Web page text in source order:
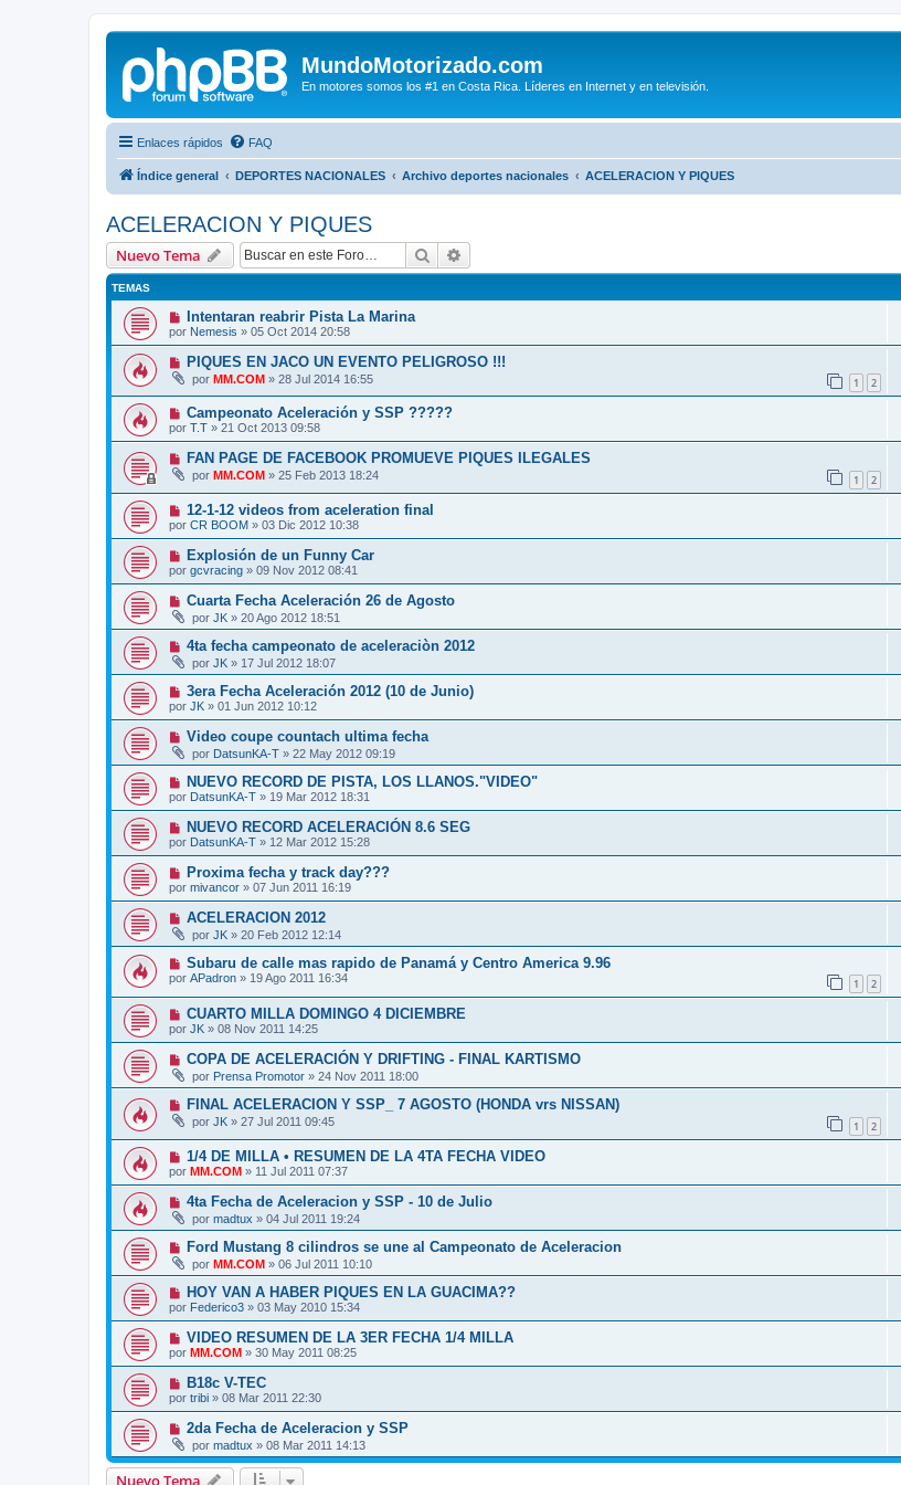
MundoMotorizado.com
En motores somos los #1 en Costa Rica. Líderes en Internet y en televisión.
Enlaces rápidos FAQ
Índice general DEPORTES NACIONALES Archivo deportes nacionales ACELERACION Y PIQUES
ACELERACION Y PIQUES
Nuevo Tema Buscar
TEMAS
Intentaran reabrir Pista La Marina
por Nemesis » 05 Oct 2014 20:58
PIQUES EN JACO UN EVENTO PELIGROSO !!!
por MM.COM » 28 Jul 2014 16:55 1 2
Campeonato Aceleración y SSP ?????
por T.T » 21 Oct 2013 09:58
FAN PAGE DE FACEBOOK PROMUEVE PIQUES ILEGALES
por MM.COM » 25 Feb 2013 18:24 1 2
12-1-12 videos from aceleration final
por CR BOOM » 03 Dic 2012 10:38
Explosión de un Funny Car
por gcvracing » 09 Nov 2012 08:41
Cuarta Fecha Aceleración 26 de Agosto
por JK » 20 Ago 2012 18:51
4ta fecha campeonato de aceleraciòn 2012
por JK » 17 Jul 2012 18:07
3era Fecha Aceleración 2012 (10 de Junio)
por JK » 01 Jun 2012 10:12
Video coupe countach ultima fecha
por DatsunKA-T » 22 May 2012 09:19
NUEVO RECORD DE PISTA, LOS LLANOS."VIDEO"
por DatsunKA-T » 19 Mar 2012 18:31
NUEVO RECORD ACELERACIÓN 8.6 SEG
por DatsunKA-T » 12 Mar 2012 15:28
Proxima fecha y track day???
por mivancor » 07 Jun 2011 16:19
ACELERACION 2012
por JK » 20 Feb 2012 12:14
Subaru de calle mas rapido de Panamá y Centro America 9.96
por APadron » 19 Ago 2011 16:34 1 2
CUARTO MILLA DOMINGO 4 DICIEMBRE
por JK » 08 Nov 2011 14:25
COPA DE ACELERACIÓN Y DRIFTING - FINAL KARTISMO
por Prensa Promotor » 24 Nov 2011 18:00
FINAL ACELERACION Y SSP_ 7 AGOSTO (HONDA vrs NISSAN)
por JK » 27 Jul 2011 09:45 1 2
1/4 DE MILLA • RESUMEN DE LA 4TA FECHA VIDEO
por MM.COM » 11 Jul 2011 07:37
4ta Fecha de Aceleracion y SSP - 10 de Julio
por madtux » 04 Jul 2011 19:24
Ford Mustang 8 cilindros se une al Campeonato de Aceleracion
por MM.COM » 06 Jul 2011 10:10
HOY VAN A HABER PIQUES EN LA GUACIMA??
por Federico3 » 03 May 2010 15:34
VIDEO RESUMEN DE LA 3ER FECHA 1/4 MILLA
por MM.COM » 30 May 2011 08:25
B18c V-TEC
por tribi » 08 Mar 2011 22:30
2da Fecha de Aceleracion y SSP
por madtux » 08 Mar 2011 14:13
Nuevo Tema